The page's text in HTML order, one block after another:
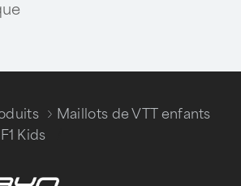
Maillots de VTT enfants
Kids